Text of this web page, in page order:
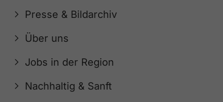
Presse & Bildarchiv
Über uns
Jobs in der Region
Nachhaltig & Sanft